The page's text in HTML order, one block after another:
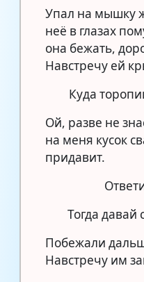
в 2019 году
Упал на мышку
неё в глазах
она бежать,
Навстречу ей
Куда
Ой, разве не
на меня кусок
придавит.
Тогда давай
Побежали
Навстречу им